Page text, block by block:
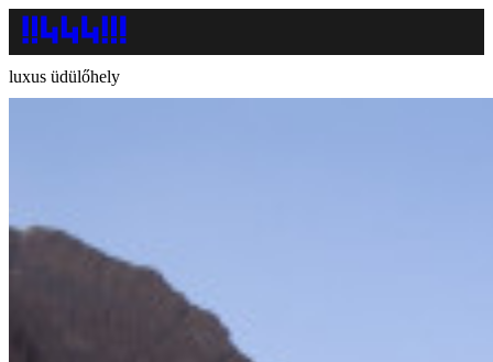
luxus üdülőhely